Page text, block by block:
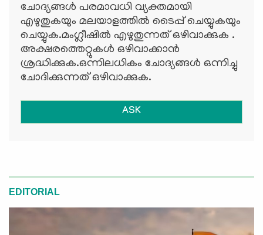
ചോദ്യങ്ങള്‍ പരമാവധി വ്യക്തമായി
എഴുതുകയും മലയാളത്തില്‍ ടൈപ്പ് ചെയ്യുകയും
ചെയ്യുക.മംഗ്ലീഷില്‍ എഴുതുന്നത് ഒഴിവാക്കുക .
അക്ഷരത്തെറ്റുകള്‍ ഒഴിവാക്കാന്‍
ശ്രദ്ധിക്കുക.ഒന്നിലധികം ചോദ്യങ്ങള്‍ ഒന്നിച്ചു
ചോദിക്കുന്നത് ഒഴിവാക്കുക.
ASK
EDITORIAL